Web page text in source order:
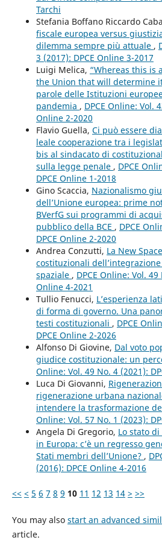
Tarchi
Stefania Boffano Riccardo
fiscale europea versus
dilemma sempre più attuale ,
3 (2017): DPCE Online 3-2017
Luigi Melica, “Whereas this is
the Union that will determine
parole delle Istituzioni
pandemia , DPCE Online: Vol.
Online 2-2020
Flavio Guella, Ci può essere
leale cooperazione tra i
bis al sindacato di
sulla legge penale , DPCE
DPCE Online 1-2018
Gino Scaccia, Nazionalismo
dell’Unione europea: prime
BVerfG sui programmi di
pubblico della BCE , DPCE
DPCE Online 2-2020
Andrea Conzutti, La New
costituzionali
spaziale , DPCE Online: Vol. 49
Online 4-2021
Tullio Fenucci, L’esperienza
di forma di governo. Una
testi costituzionali , DPCE
DPCE Online 2-2026
Alfonso Di Giovine, Dal voto
giudice costituzionale: un
Online: Vol. 49 No. 4 (2021):
Luca Di Giovanni,
rigenerazione urbana
intendere la trasformazione
Online: Vol. 57 No. 1 (2023):
Angela Di Gregorio, Lo stato
in Europa: c’è un regresso
Stati membri dell’Unione? ,
(2016): DPCE Online 4-2016
<< < 5 6 7 8 9 10 11 12 13 14 > >>
You may also start an advanced
article.